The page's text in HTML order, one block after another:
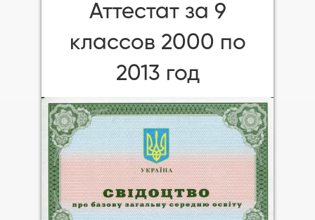
Аттестат за 9
классов 2000 по
2013 год